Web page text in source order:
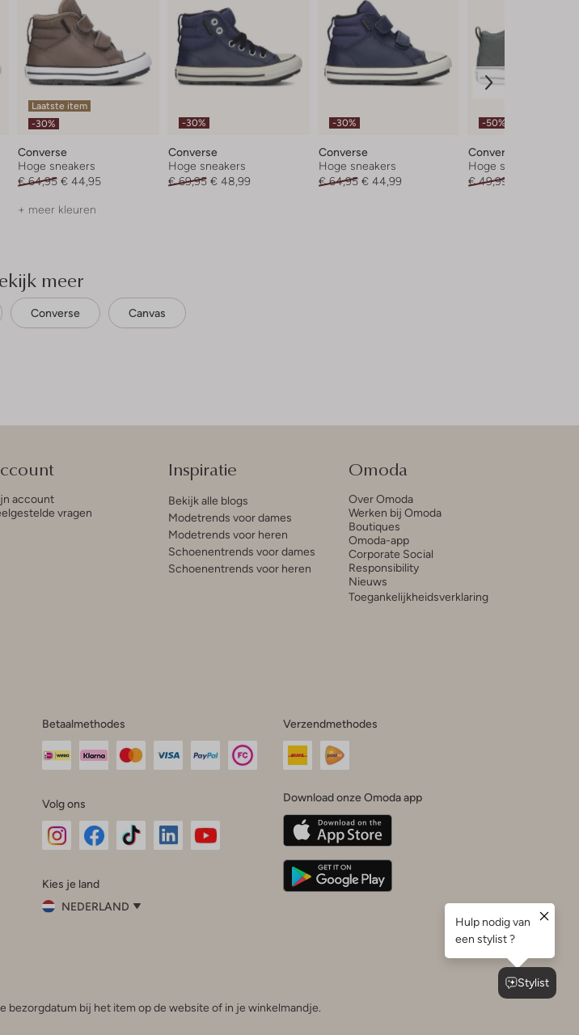
Laatste item
-30%
Converse
Hoge sneakers
€ 64,95 € 44,95
+ meer kleuren
-30%
Converse
Hoge sneakers
€ 69,95 € 48,99
-30%
Converse
Hoge sneakers
€ 64,95 € 44,99
-50%
Converse
Hoge sneakers
€ 49,99
meer
Converse Canvas
account
vragen
Inspiratie
Bekijk alle blogs
Modetrends voor dames
Modetrends voor heren
Schoenentrends voor dames
Schoenentrends voor heren
Omoda
Over Omoda
Werken bij Omoda
Boutiques
Omoda-app
Corporate Social
Responsibility
Nieuws
Toegankelijkheidsverklaring
Betaalmethodes
Volg ons
InstagramFacebook
Kies je land
NEDERLAND
België (Nederlands)
Verzendmethodes
Download onze Omoda app
bezorgdatum bij het item op de website of in je winkelmandje.